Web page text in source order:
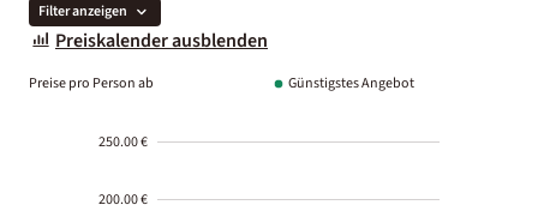
Filter anzeigen
Preiskalender ausblenden
Preise pro Person ab Günstigstes Angebot
250.00 €
200.00 €